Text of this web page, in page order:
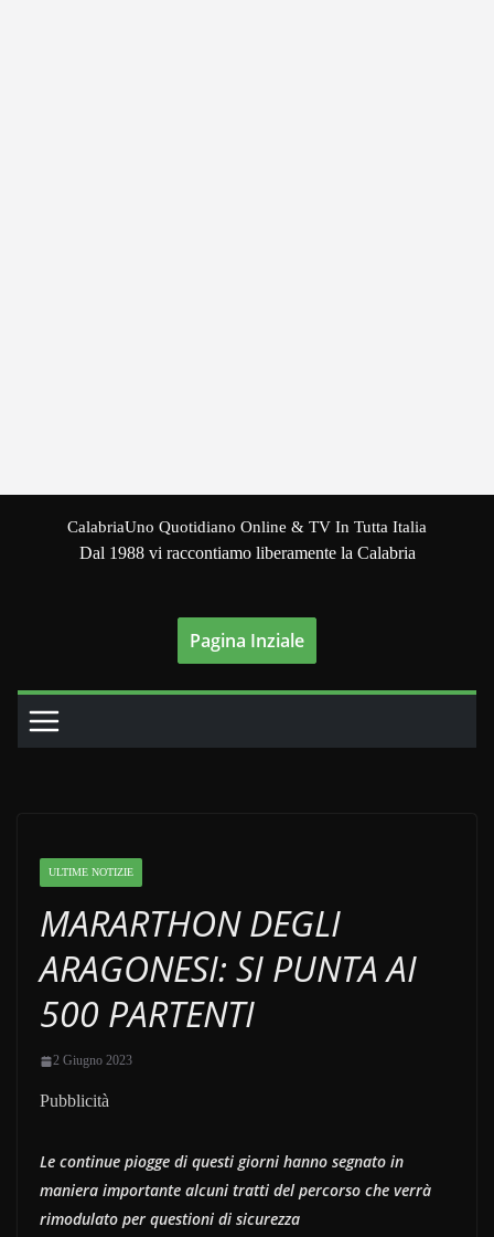
CalabriaUno Quotidiano Online & TV In Tutta Italia
Dal 1988 vi raccontiamo liberamente la Calabria
Pagina Inziale
ULTIME NOTIZIE
MARARTHON DEGLI
ARAGONESI: SI PUNTA AI
500 PARTENTI
2 Giugno 2023
Pubblicità
Le continue piogge di questi giorni hanno segnato in
maniera importante alcuni tratti del percorso che verrà
rimodulato per questioni di sicurezza